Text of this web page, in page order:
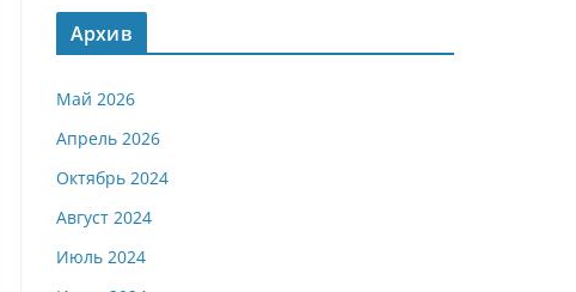
Архив
Май 2026
Апрель 2026
Октябрь 2024
Август 2024
Июль 2024